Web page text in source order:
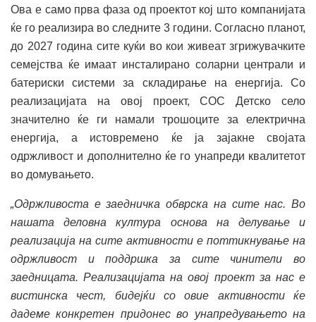
Ова е само прва фаза од проектот кој што компанијата
ќе го реализира во следните 3 години. Согласно планот,
до 2027 година сите куќи во кои живеат згрижувачките
семејства ќе имаат инсталирано соларни централи и
батериски системи за складирање на енергија. Со
реализацијата на овој проект, СОС Детско село
значително ќе ги намали трошоците за електрична
енергија, а истовремено ќе ја зајакне својата
одржливост и дополнително ќе го унапреди квалитетот
во домувањето.
„Одржливоста е заедничка обврска на сите нас. Во
нашата деловна култура основа на делување и
реализација на сите активности е поттикнување на
одржливост и поддршка за сите чинители во
заедницата. Реализацијата на овој проект за нас е
вистинска чест, бидејќи со овие активности ќе
дадеме конкретен придонес во унапредувањето на